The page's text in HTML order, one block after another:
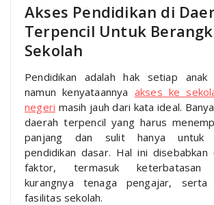
Akses Pendidikan di
Terpencil Untuk
Sekolah
Pendidikan adalah hak setiap anak
namun kenyataannya akses ke
negeri masih jauh dari kata ideal.
daerah terpencil yang harus
panjang dan sulit hanya untuk
pendidikan dasar. Hal ini disebabkan
faktor, termasuk keterbatasan
kurangnya tenaga pengajar, serta
fasilitas sekolah.